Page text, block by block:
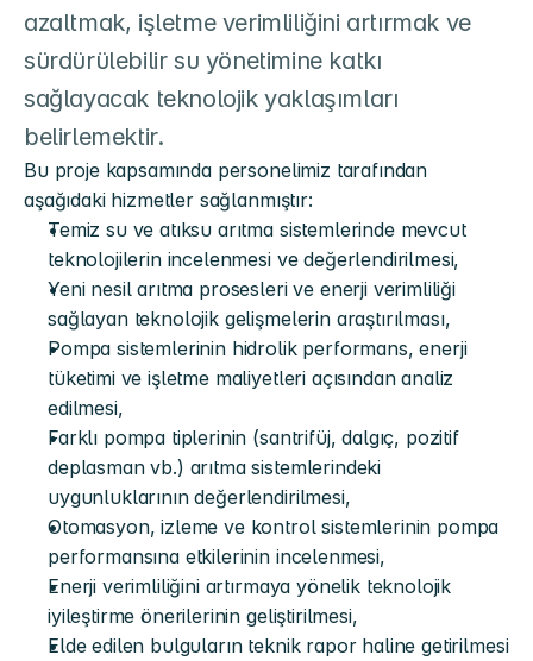
azaltmak, işletme verimliliğini artırmak ve
sürdürülebilir su yönetimine katkı
sağlayacak teknolojik yaklaşımları
belirlemektir.
Bu proje kapsamında personelimiz tarafından
aşağıdaki hizmetler sağlanmıştır:
Temiz su ve atıksu arıtma sistemlerinde mevcut
teknolojilerin incelenmesi ve değerlendirilmesi,
Yeni nesil arıtma prosesleri ve enerji verimliliği
sağlayan teknolojik gelişmelerin araştırılması,
Pompa sistemlerinin hidrolik performans, enerji
tüketimi ve işletme maliyetleri açısından analiz
edilmesi,
Farklı pompa tiplerinin (santrifüj, dalgıç, pozitif
deplasman vb.) arıtma sistemlerindeki
uygunluklarının değerlendirilmesi,
Otomasyon, izleme ve kontrol sistemlerinin pompa
performansına etkilerinin incelenmesi,
Enerji verimliliğini artırmaya yönelik teknolojik
iyileştirme önerilerinin geliştirilmesi,
Elde edilen bulguların teknik rapor haline getirilmesi